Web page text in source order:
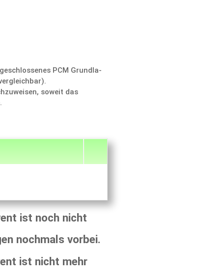
PCM Grund­la­
soweit das
ist noch nicht
nochmals vorbei.
ist nicht mehr